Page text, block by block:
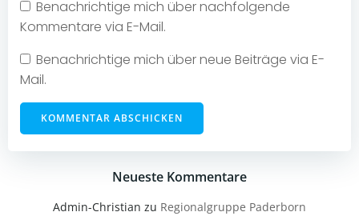
Benachrichtige mich über nachfolgende
Kommentare via E-Mail.
Benachrichtige mich über neue Beiträge via E-
Mail.
Neueste Kommentare
Admin-Christian zu Regionalgruppe Paderborn